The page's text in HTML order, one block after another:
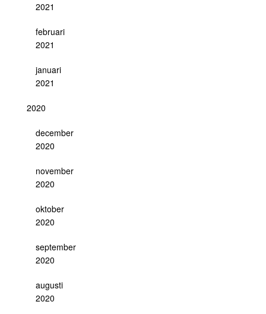
2021
februari
2021
januari
2021
2020
december
2020
november
2020
oktober
2020
september
2020
augusti
2020